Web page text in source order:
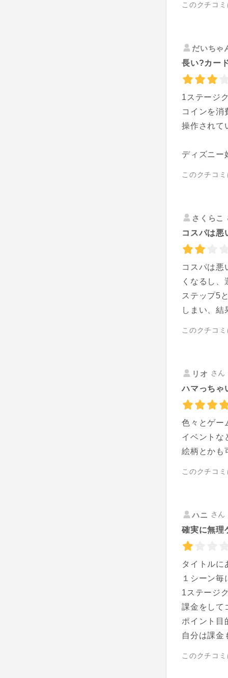
このクチコ
だいちゃ
長い?カー
1ステージ
コインを消
操作されて
ディズニー
このクチコ
さくらこ
コスパは悪
コスパは悪
くなるし
ステップ5
しまい、
このクチコ
リオ さ
ハマっちゃ
色々とゲー
イベントな
絵柄とかも
このクチコ
ハニ さ
確実に無理
タイトルに
１シーン
1ステージ
課金をして
ポイント目
自分は課金
このクチコ